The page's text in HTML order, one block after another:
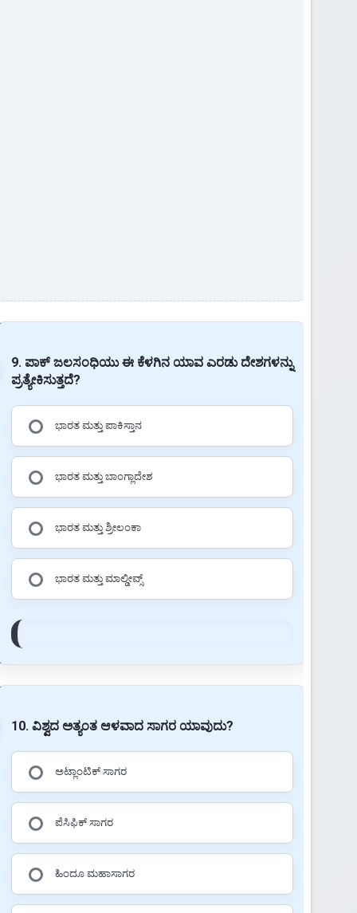
9. ಪಾಕ್ ಜಲಸಂಧಿಯು ಈ ಕೆಳಗಿನ ಯಾವ ಎರಡು ದೇಶಗಳನ್ನು
ಪ್ರತ್ಯೇಕಿಸುತ್ತದೆ?
ಭಾರತ ಮತ್ತು ಪಾಕಿಸ್ತಾನ
ಭಾರತ ಮತ್ತು ಬಾಂಗ್ಲಾದೇಶ
ಭಾರತ ಮತ್ತು ಶ್ರೀಲಂಕಾ
ಭಾರತ ಮತ್ತು ಮಾಲ್ಡೀವ್ಸ್
10. ವಿಶ್ವದ ಅತ್ಯಂತ ಆಳವಾದ ಸಾಗರ ಯಾವುದು?
ಅಟ್ಲಾಂಟಿಕ್ ಸಾಗರ
ಪೆಸಿಫಿಕ್ ಸಾಗರ
ಹಿಂದೂ ಮಹಾಸಾಗರ